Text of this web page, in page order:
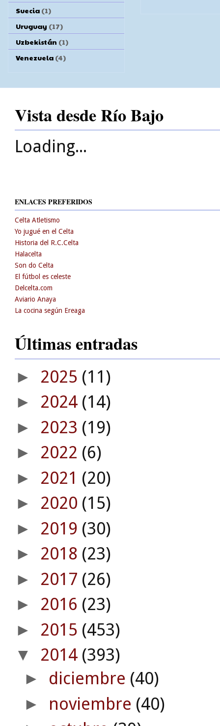
Suecia (1)
Uruguay (17)
Uzbekistán (1)
Venezuela (4)
Vista desde Río Bajo
Loading...
ENLACES PREFERIDOS
Celta Atletismo
Yo jugué en el Celta
Historia del R.C.Celta
Halacelta
Son do Celta
El fútbol es celeste
Delcelta.com
Aviario Anaya
La cocina según Ereaga
Últimas entradas
► 2025 (11)
► 2024 (14)
► 2023 (19)
► 2022 (6)
► 2021 (20)
► 2020 (15)
► 2019 (30)
► 2018 (23)
► 2017 (26)
► 2016 (23)
► 2015 (453)
▼ 2014 (393)
► diciembre (40)
► noviembre (40)